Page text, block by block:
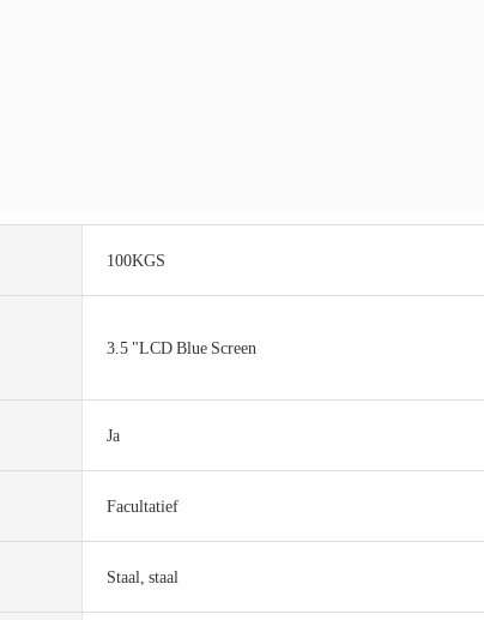
100KGS
3.5 "LCD Blue Screen
Ja
Facultatief
Staal, staal